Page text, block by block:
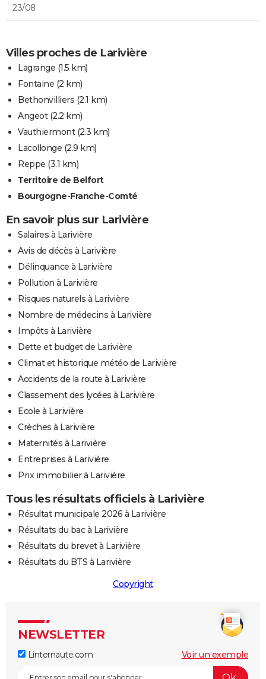
23/08
Villes proches de Larivière
Lagrange (1.5 km)
Fontaine (2 km)
Bethonvilliers (2.1 km)
Angeot(2.2 km)
Vauthiermont(2.3 km)
Lacollonge (2.9 km)
Reppe (3.1 km)
Territoire de Belfort
Bourgogne-Franche-Comté
En savoir plus sur Larivière
Salaires à Larivière
Avis de décès à Larivière
Délinquance à Larivière
Pollution à Larivière
Risques naturels à Larivière
Nombre de médecins à Larivière
Impôts à Larivière
Dette et budget de Larivière
Climat et historique météo de Larivière
Accidents de la route à Larivière
Classement des lycées à Larivière
Ecole à Larivière
Crèches à Larivière
Maternités à Larivière
Entreprises à Larivière
Prix immobilier à Larivière
Tous les résultats officiels à Larivière
Résultat municipale 2026 à Larivière
Résultats du bac à Larivière
Résultats du brevet à Larivière
Résultats du BTS à Larivière
Copyright
NEWSLETTER
Linternaute.com Voir un exemple